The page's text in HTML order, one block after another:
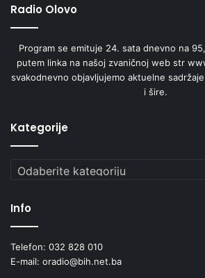
Radio Olovo
Program se emituje 24. sata dnevno na
putem linka na našoj zvaničnoj web str
svakodnevno objavljujemo aktuelne
i šire.
Kategorije
Kategorije
Info
Telefon: 032 828 010
E-mail: oradio@bih.net.ba